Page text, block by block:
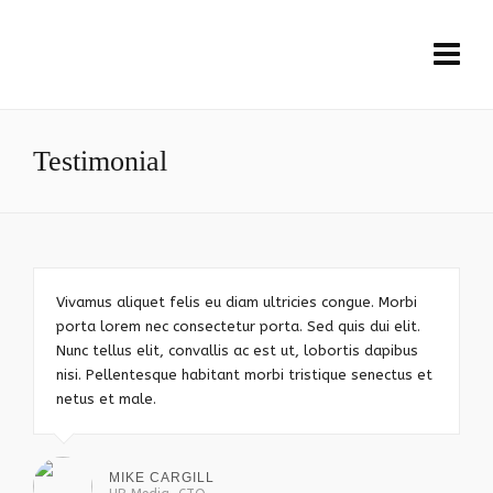
Testimonial
Vivamus aliquet felis eu diam ultricies congue. Morbi
porta lorem nec consectetur porta. Sed quis dui elit.
Nunc tellus elit, convallis ac est ut, lobortis dapibus
nisi. Pellentesque habitant morbi tristique senectus et
netus et male.
MIKE CARGILL